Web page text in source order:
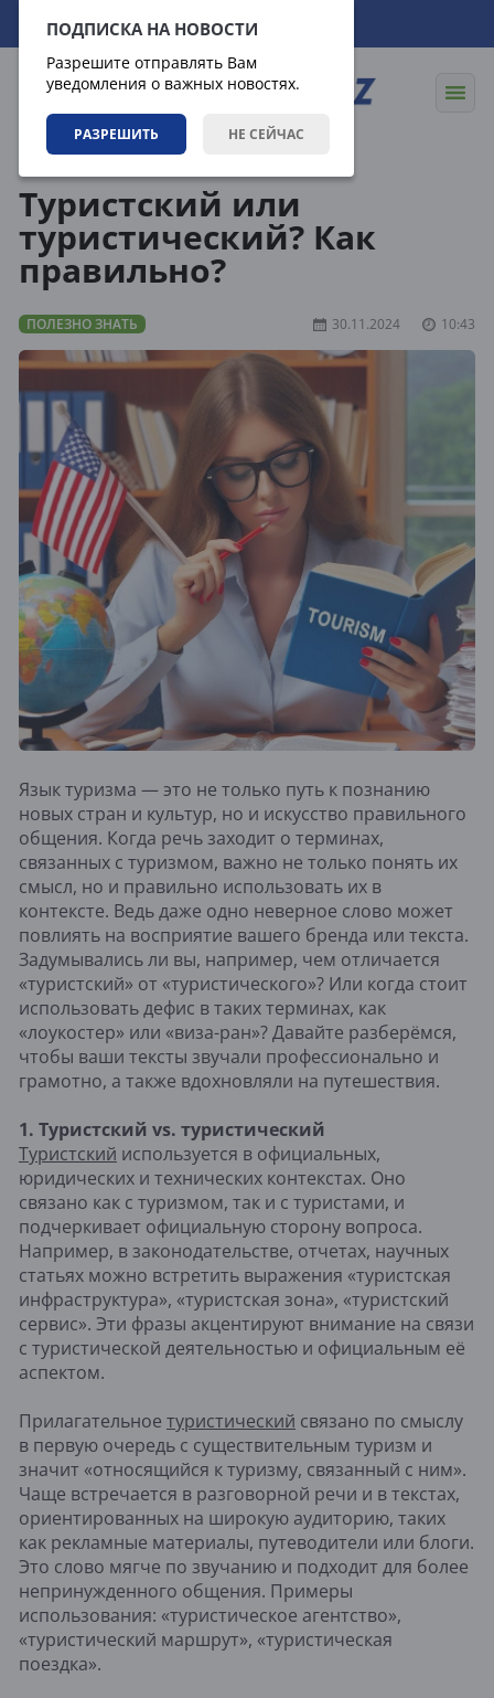
ПОДПИСКА НА НОВОСТИ
Разрешите отправлять Вам
уведомления о важных новостях.
РАЗРЕШИТЬ НЕ СЕЙЧАС
08.08.2026 04:38:25
Туристский или
туристический? Как
правильно?
ПОЛЕЗНО ЗНАТЬ 30.11.2024 10:43
Язык туризма — это не только путь к познанию
новых стран и культур, но и искусство правильного
общения. Когда речь заходит о терминах,
связанных с туризмом, важно не только понять их
смысл, но и правильно использовать их в
контексте. Ведь даже одно неверное слово может
повлиять на восприятие вашего бренда или текста.
Задумывались ли вы, например, чем отличается
«туристский» от «туристического»? Или когда стоит
использовать дефис в таких терминах, как
«лоукостер» или «виза-ран»? Давайте разберёмся,
чтобы ваши тексты звучали профессионально и
грамотно, а также вдохновляли на путешествия.
1. Туристский vs. туристический
Туристский используется в официальных,
юридических и технических контекстах. Оно
связано как с туризмом, так и с туристами, и
подчеркивает официальную сторону вопроса.
Например, в законодательстве, отчетах, научных
статьях можно встретить выражения «туристская
инфраструктура», «туристская зона», «туристский
сервис». Эти фразы акцентируют внимание на связи
с туристической деятельностью и официальным её
аспектом.
Прилагательное туристический связано по смыслу
в первую очередь с существительным туризм и
значит «относящийся к туризму, связанный с ним».
Чаще встречается в разговорной речи и в текстах,
ориентированных на широкую аудиторию, таких
как рекламные материалы, путеводители или блоги.
Это слово мягче по звучанию и подходит для более
непринужденного общения. Примеры
использования: «туристическое агентство»,
«туристический маршрут», «туристическая
поездка».